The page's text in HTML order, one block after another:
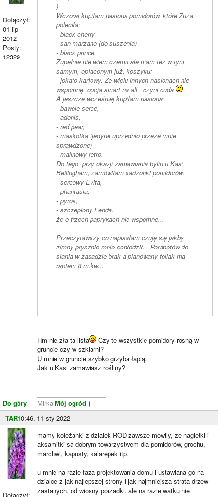
Dołączył:
01 lip
2012
Posty:
12329
Do góry
)
Wczoraj kupiłam nasiona pomidorów, które Zuza
poleciła:
- black cherry
- san marzano (do suszenia)
- black prince.
Zupełnie nie wiem czemu ale mam też w tym
samym, opłaconym już, koszyku:
- jokato karłowy. Że wielu innych nasionach nie
wspomnę, opcja smart na all.. czyni cuda
A jeszcze wcześniej kupiłam nasiona:
- bawole serce,
- adonis,
- red pear,
- maskotka (jedyne uprzednio przeze mnie
sprawdzone)
- malinowy retro.
Do tego, przy okazji zamawiania bylin u Kasi
Bellingham, zamówiłam sadzonki pomidorów:
- sercowy Evita,
- phantasia,
- pyros,
- szczepiony Fenda.
że o trzech paprykach nie wspomnę...
Przeczytawszy co napisałam czuję się jakby
zimny prysznic mnie schłodził... Parapetów do
siania w zasadzie brak a planowany foliak ma
raptem 8 m.kw...
Hm nie zła ta lista
Czy te wszystkie pomidory rosną w
gruncie czy w szklarni?
U mnie w gruncie szybko grzyba łapią.
Jak u Kasi zamawiasz rośliny?
Mirka Mój ogród )
TAR10:46, 11 sty 2022
Dołączył:
mamy koleżanki z dzialek ROD zawsze mowily, ze nagietki i
aksamitki sa dobrym towarzystwem dla pomidorów, grochu,
marchwi, kapusty, kalarepek itp.
u mnie na razie faza projektowania domu i ustawiana go na
dzialce z jak najlepszej strony i jak najmniejsza strata drzew
zastanych. od wiosny porzadki. ale na razie watku nie